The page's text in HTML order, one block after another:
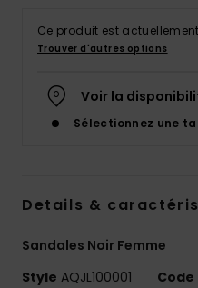
Ce produit est
Trouver d'autres options
Voir la
Sélectionnez une
Details &
Sandales Noir Femme
Style AQJL100001